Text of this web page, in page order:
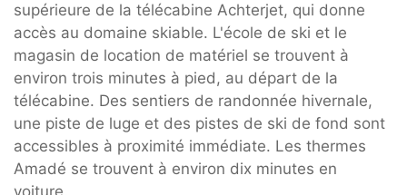
supérieure de la télécabine Achterjet, qui donne
accès au domaine skiable. L'école de ski et le
magasin de location de matériel se trouvent à
environ trois minutes à pied, au départ de la
télécabine. Des sentiers de randonnée hivernale,
une piste de luge et des pistes de ski de fond sont
accessibles à proximité immédiate. Les thermes
Amadé se trouvent à environ dix minutes en
voiture.